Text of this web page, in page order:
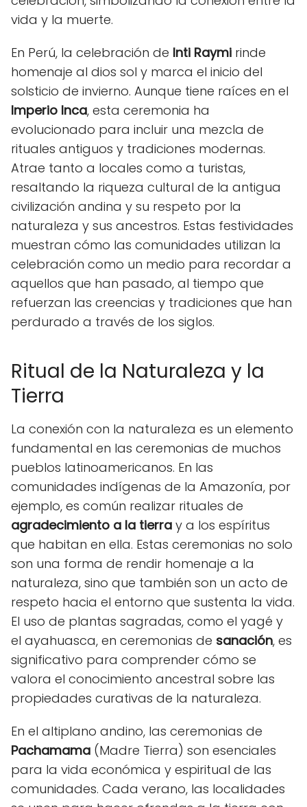
vida y la muerte.
En Perú, la celebración de Inti Raymi rinde
homenaje al dios sol y marca el inicio del
solsticio de invierno. Aunque tiene raíces en el
Imperio Inca, esta ceremonia ha
evolucionado para incluir una mezcla de
rituales antiguos y tradiciones modernas.
Atrae tanto a locales como a turistas,
resaltando la riqueza cultural de la antigua
civilización andina y su respeto por la
naturaleza y sus ancestros. Estas festividades
muestran cómo las comunidades utilizan la
celebración como un medio para recordar a
aquellos que han pasado, al tiempo que
refuerzan las creencias y tradiciones que han
perdurado a través de los siglos.
Ritual de la Naturaleza y la
Tierra
La conexión con la naturaleza es un elemento
fundamental en las ceremonias de muchos
pueblos latinoamericanos. En las
comunidades indígenas de la Amazonía, por
ejemplo, es común realizar rituales de
agradecimiento a la tierra y a los espíritus
que habitan en ella. Estas ceremonias no solo
son una forma de rendir homenaje a la
naturaleza, sino que también son un acto de
respeto hacia el entorno que sustenta la vida.
El uso de plantas sagradas, como el yagé y
el ayahuasca, en ceremonias de sanación, es
significativo para comprender cómo se
valora el conocimiento ancestral sobre las
propiedades curativas de la naturaleza.
En el altiplano andino, las ceremonias de
Pachamama (Madre Tierra) son esenciales
para la vida económica y espiritual de las
comunidades. Cada verano, las localidades